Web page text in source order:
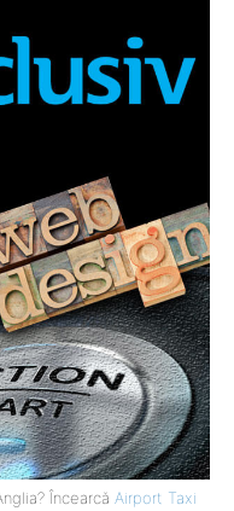
Încearcă Airport Taxi